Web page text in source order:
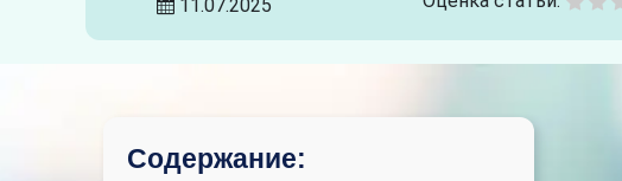
11.07.2025
Содержание: